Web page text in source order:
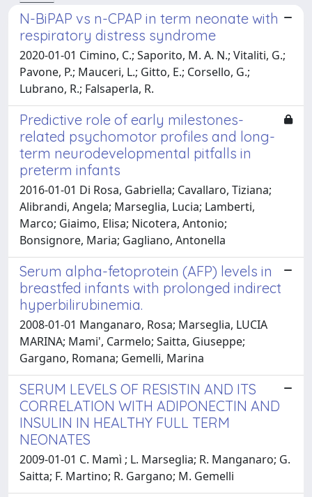
N-BiPAP vs n-CPAP in term neonate with
respiratory distress syndrome
2020-01-01 Cimino, C.; Saporito, M. A. N.; Vitaliti, G.;
Pavone, P.; Mauceri, L.; Gitto, E.; Corsello, G.;
Lubrano, R.; Falsaperla, R.
Predictive role of early milestones-
related psychomotor profiles and long-
term neurodevelopmental pitfalls in
preterm infants
2016-01-01 Di Rosa, Gabriella; Cavallaro, Tiziana;
Alibrandi, Angela; Marseglia, Lucia; Lamberti,
Marco; Giaimo, Elisa; Nicotera, Antonio;
Bonsignore, Maria; Gagliano, Antonella
Serum alpha-fetoprotein (AFP) levels in
breastfed infants with prolonged indirect
hyperbilirubinemia.
2008-01-01 Manganaro, Rosa; Marseglia, LUCIA
MARINA; Mami', Carmelo; Saitta, Giuseppe;
Gargano, Romana; Gemelli, Marina
SERUM LEVELS OF RESISTIN AND ITS
CORRELATION WITH ADIPONECTIN AND
INSULIN IN HEALTHY FULL TERM
NEONATES
2009-01-01 C. Mamì ; L. Marseglia; R. Manganaro; G.
Saitta; F. Martino; R. Gargano; M. Gemelli